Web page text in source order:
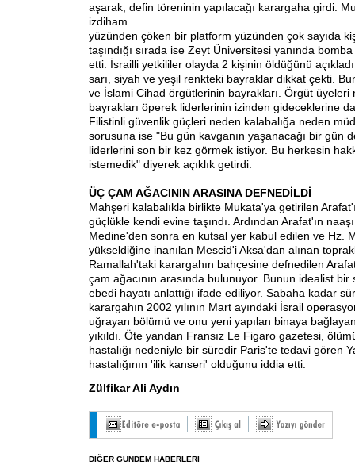
aşarak, defin töreninin yapılacağı karargaha girdi.
izdiham
yüzünden çöken bir platform yüzünden çok sayıda
taşındığı sırada ise Zeyt Üniversitesi yanında
etti. İsrailli yetkililer olayda 2 kişinin öldüğünü
sarı, siyah ve yeşil renkteki bayraklar dikkat çekti.
ve İslami Cihad örgütlerinin bayrakları. Örgüt üyeleri
bayrakları öperek liderlerinin izinden gideceklerine
Filistinli güvenlik güçleri neden kalabalığa neden
sorusuna ise "Bu gün kavganın yaşanacağı bir gün
liderlerini son bir kez görmek istiyor. Bu herkesin
istemedik" diyerek açıklık getirdi.
ÜÇ ÇAM AĞACININ ARASINA DEFNEDİLDİ
Mahşeri kalabalıkla birlikte Mukata'ya getirilen
güçlükle kendi evine taşındı. Ardından Arafat'ın
Medine'den sonra en kutsal yer kabul edilen ve Hz.
yükseldiğine inanılan Mescid'i Aksa'dan alınan
Ramallah'taki karargahın bahçesine defnedilen
çam ağacının arasında bulunuyor. Bunun idealist
ebedi hayatı anlattığı ifade ediliyor. Sabaha kadar
karargahın 2002 yılının Mart ayındaki İsrail
uğrayan bölümü ve onu yeni yapılan binaya
yıkıldı. Öte yandan Fransız Le Figaro gazetesi,
hastalığı nedeniyle bir süredir Paris'te tedavi gören
hastalığının 'ilik kanseri' olduğunu iddia etti.
Zülfikar Ali Aydın
DİĞER GÜNDEM HABERLERİ